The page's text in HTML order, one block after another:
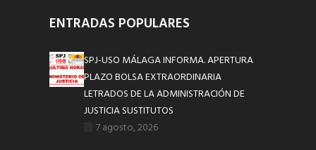
ENTRADAS POPULARES
SPJ-USO MÁLAGA INFORMA. APERTURA
PLAZO BOLSA EXTRAORDINARIA
LETRADOS DE LA ADMINISTRACIÓN DE
JUSTICIA SUSTITUTOS
7 agosto, 2026